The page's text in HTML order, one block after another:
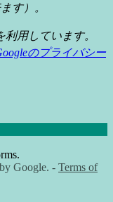
す）。
用しています。
のプライバシー
Google. - Terms of